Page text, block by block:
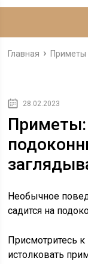
Главная Приметы
28.02.2023
Приметы:
Необычное
садится на
Присмотритесь
истолковать